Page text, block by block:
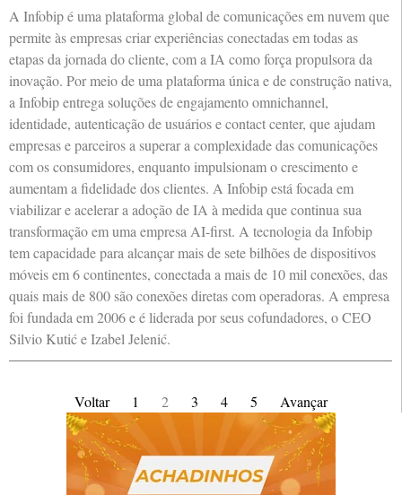
A Infobip é uma plataforma global de comunicações em nuvem que
permite às empresas criar experiências conectadas em todas as
etapas da jornada do cliente, com a IA como força propulsora da
inovação. Por meio de uma plataforma única e de construção nativa,
a Infobip entrega soluções de engajamento omnichannel,
identidade, autenticação de usuários e contact center, que ajudam
empresas e parceiros a superar a complexidade das comunicações
com os consumidores, enquanto impulsionam o crescimento e
aumentam a fidelidade dos clientes. A Infobip está focada em
viabilizar e acelerar a adoção de IA à medida que continua sua
transformação em uma empresa AI-first. A tecnologia da Infobip
tem capacidade para alcançar mais de sete bilhões de dispositivos
móveis em 6 continentes, conectada a mais de 10 mil conexões, das
quais mais de 800 são conexões diretas com operadoras. A empresa
foi fundada em 2006 e é liderada por seus cofundadores, o CEO
Silvio Kutić e Izabel Jelenić.
Voltar 1 2 3 4 5 Avançar